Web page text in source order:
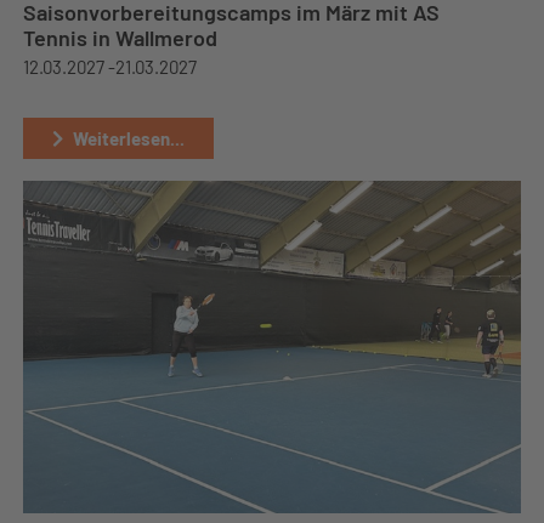
Saisonvorbereitungscamps im März mit AS
Tennis in Wallmerod
12.03.2027 -21.03.2027
Weiterlesen...